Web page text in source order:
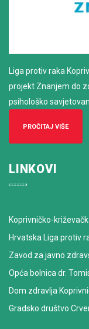
Liga protiv raka
projekt Znanjem do
psihološko
PROČITAJ VIŠE
LINKOVI
Koprivničko-
Hrvatska Liga protiv
Zavod za javno
Opća bolnica dr.
Dom zdravlja
Gradsko društvo